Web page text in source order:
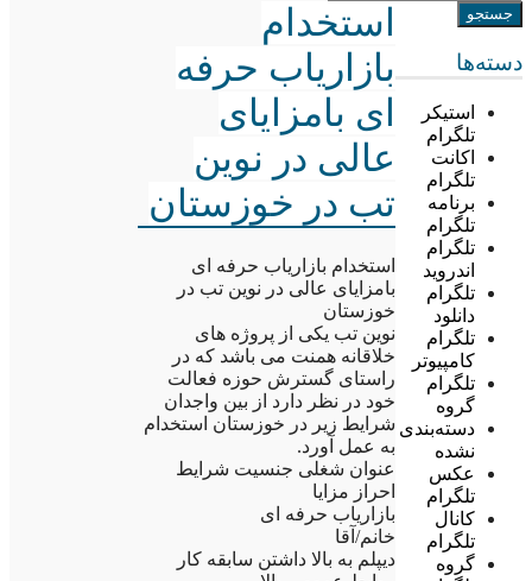
دسته‌ها
استیکر
تلگرام
اکانت
تلگرام
برنامه
تلگرام
تلگرام
اندروید
تلگرام
دانلود
تلگرام
کامپیوتر
تلگرام
گروه
دسته‌بندی
نشده
عکس
تلگرام
کانال
تلگرام
گروه
استخدام
بازاریاب حرفه
ای بامزایای
عالی در نوین
تب در خوزستان
استخدام بازاریاب حرفه ای
بامزایای عالی در نوین تب در
خوزستان
نوین تب یکی از پروژه های
خلاقانه همنت می باشد که در
راستای گسترش حوزه فعالت
خود در نظر دارد از بین واجدان
شرایط زیر در خوزستان استخدام
به عمل آورد.
عنوان شغلی جنسیت شرایط
احراز مزایا
بازاریاب حرفه ای
خانم/آقا
دیپلم به بالا داشتن سابقه کار